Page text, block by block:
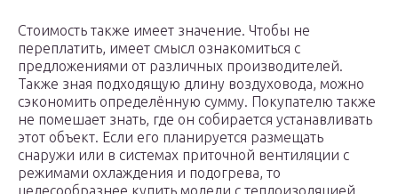
Стоимость также имеет значение. Чтобы не
переплатить, имеет смысл ознакомиться с
предложениями от различных производителей.
Также зная подходящую длину воздуховода, можно
сэкономить определённую сумму. Покупателю также
не помешает знать, где он собирается устанавливать
этот объект. Если его планируется размещать
снаружи или в системах приточной вентиляции с
режимами охлаждения и подогрева, то
целесообразнее купить модели с теплоизоляцией.